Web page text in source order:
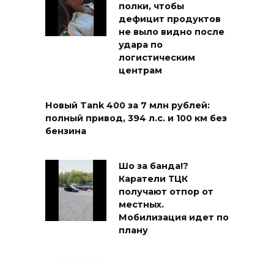
полки, чтобы
дефицит продуктов
не выло видно после
удара по
логистическим
центрам
Новый Tank 400 за 7 млн рублей:
полный привод, 394 л.с. и 100 км без
бензина
Шо за банда!?
Каратели ТЦК
получают отпор от
местных.
Мобилизация идет по
плану